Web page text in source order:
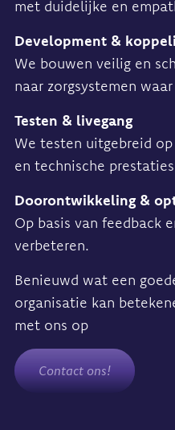
met duidelijke en
Development &
We bouwen veilig en
naar zorgsystemen
Testen & livegang
We testen uitgebreid
en technische
Doorontwikkeling &
Op basis van feedback
verbeteren.
Benieuwd wat een
organisatie kan
met ons op
Contact ons!